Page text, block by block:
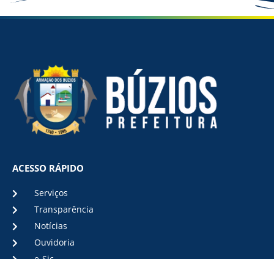
ACESSO RÁPIDO
Serviços
Transparência
Notícias
Ouvidoria